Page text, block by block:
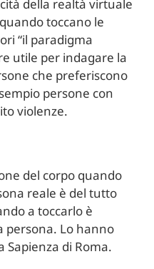
della realtà virtuale
toccano le
“il paradigma
utile per indagare la
che preferiscono
persone con
violenze.
del corpo quando
reale è del tutto
a toccarlo è
persona. Lo hanno
Sapienza di Roma.